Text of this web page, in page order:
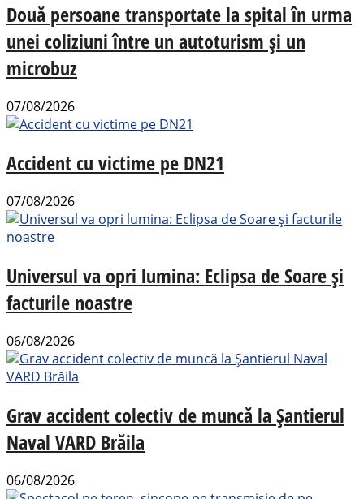
Două persoane transportate la spital în urma
unei coliziuni între un autoturism și un
microbuz
07/08/2026
Accident cu victime pe DN21
07/08/2026
Universul va opri lumina: Eclipsa de Soare și
facturile noastre
06/08/2026
Grav accident colectiv de muncă la Șantierul
Naval VARD Brăila
06/08/2026